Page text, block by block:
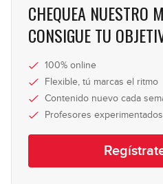
10
03:30
CHEQUEA NUESTRO
CONSIGUE TU
100% online
Flexible, tú marcas el ritmo
Contenido nuevo cada
Profesores experimentados